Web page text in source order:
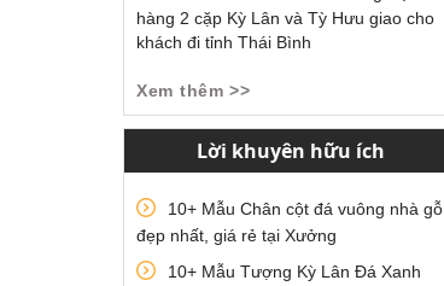
hàng 2 cặp Kỳ Lân và Tỳ Hưu giao cho
khách đi tỉnh Thái Bình
Xem thêm >>
Lời khuyên hữu ích
10+ Mẫu Chân cột đá vuông nhà gỗ
đẹp nhất, giá rẻ tại Xưởng
10+ Mẫu Tượng Kỳ Lân Đá Xanh